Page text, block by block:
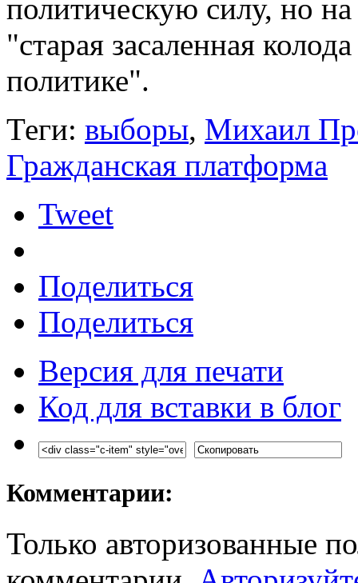
политическую силу, но на
"старая засаленная
политике".
Теги: выборы, Михаил
Гражданская платформа
Tweet
Поделиться
Поделиться
Версия для печати
Код для вставки в блог
Комментарии:
Только авторизованные